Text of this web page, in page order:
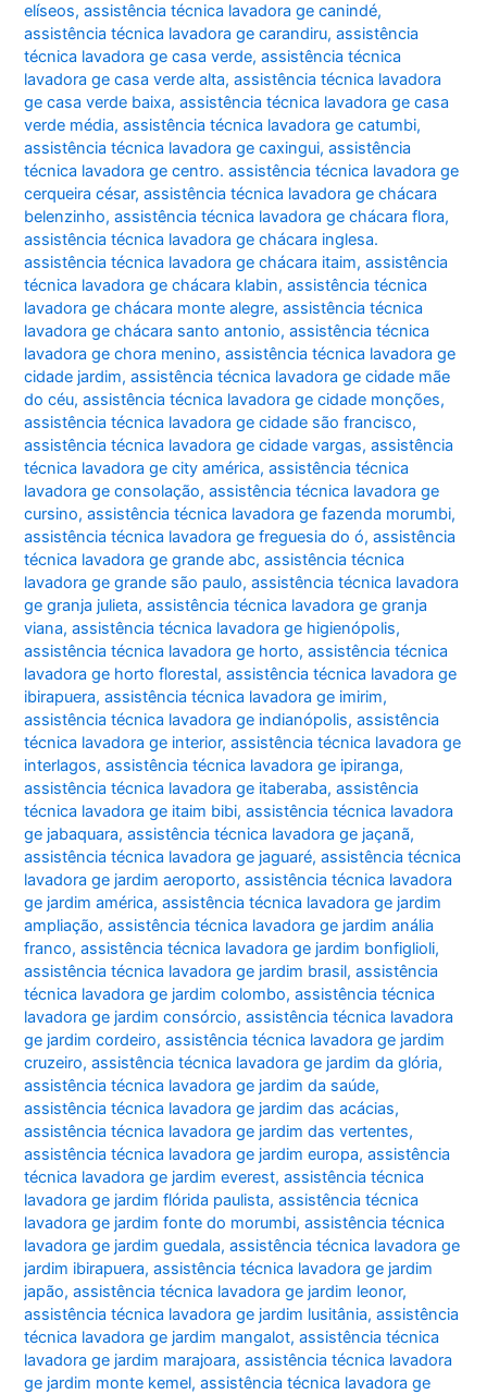
elíseos,assistência técnica lavadora ge canindé,
assistência técnica lavadora ge carandiru,assistência
técnica lavadora ge casa verde,assistência técnica
lavadora ge casa verde alta,assistência técnica lavadora
ge casa verde baixa,assistência técnica lavadora ge casa
verde média,assistência técnica lavadora ge catumbi,
assistência técnica lavadora ge caxingui,assistência
técnica lavadora ge centro. assistência técnica lavadora ge
cerqueira césar,assistência técnica lavadora ge chácara
belenzinho,assistência técnica lavadora ge chácara flora,
assistência técnica lavadora ge chácara inglesa.
assistência técnica lavadora ge chácara itaim,assistência
técnica lavadora ge chácara klabin,assistência técnica
lavadora ge chácara monte alegre,assistência técnica
lavadora ge chácara santo antonio,assistência técnica
lavadora ge chora menino,assistência técnica lavadora ge
cidade jardim,assistência técnica lavadora ge cidade mãe
do céu,assistência técnica lavadora ge cidade monções,
assistência técnica lavadora ge cidade são francisco,
assistência técnica lavadora ge cidade vargas,assistência
técnica lavadora ge city américa,assistência técnica
lavadora ge consolação,assistência técnica lavadora ge
cursino,assistência técnica lavadora ge fazenda morumbi,
assistência técnica lavadora ge freguesia do ó,assistência
técnica lavadora ge grande abc,assistência técnica
lavadora ge grande são paulo,assistência técnica lavadora
ge granja julieta,assistência técnica lavadora ge granja
viana,assistência técnica lavadora ge higienópolis,
assistência técnica lavadora ge horto,assistência técnica
lavadora ge horto florestal,assistência técnica lavadora ge
ibirapuera,assistência técnica lavadora ge imirim,
assistência técnica lavadora ge indianópolis,assistência
técnica lavadora ge interior,assistência técnica lavadora ge
interlagos,assistência técnica lavadora ge ipiranga,
assistência técnica lavadora ge itaberaba,assistência
técnica lavadora ge itaim bibi,assistência técnica lavadora
ge jabaquara,assistência técnica lavadora ge jaçanã,
assistência técnica lavadora ge jaguaré,assistência técnica
lavadora ge jardim aeroporto,assistência técnica lavadora
ge jardim américa,assistência técnica lavadora ge jardim
ampliação,assistência técnica lavadora ge jardim anália
franco,assistência técnica lavadora ge jardim bonfiglioli,
assistência técnica lavadora ge jardim brasil,assistência
técnica lavadora ge jardim colombo,assistência técnica
lavadora ge jardim consórcio,assistência técnica lavadora
ge jardim cordeiro,assistência técnica lavadora ge jardim
cruzeiro,assistência técnica lavadora ge jardim da glória,
assistência técnica lavadora ge jardim da saúde,
assistência técnica lavadora ge jardim das acácias,
assistência técnica lavadora ge jardim das vertentes,
assistência técnica lavadora ge jardim europa,assistência
técnica lavadora ge jardim everest,assistência técnica
lavadora ge jardim flórida paulista,assistência técnica
lavadora ge jardim fonte do morumbi,assistência técnica
lavadora ge jardim guedala,assistência técnica lavadora ge
jardim ibirapuera,assistência técnica lavadora ge jardim
japão,assistência técnica lavadora ge jardim leonor,
assistência técnica lavadora ge jardim lusitânia,assistência
técnica lavadora ge jardim mangalot,assistência técnica
lavadora ge jardim marajoara,assistência técnica lavadora
ge jardim monte kemel,assistência técnica lavadora ge